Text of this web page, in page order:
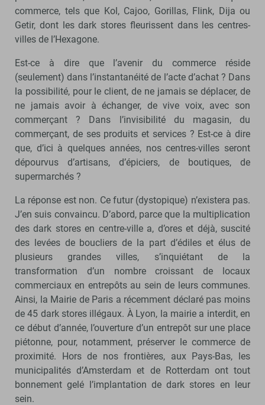
commerce, tels que Kol, Cajoo, Gorillas, Flink, Dija ou
Getir, dont les dark stores fleurissent dans les centres-
villes de l’Hexagone.
Est-ce à dire que l’avenir du commerce réside
(seulement) dans l’instantanéité de l’acte d’achat ? Dans
la possibilité, pour le client, de ne jamais se déplacer, de
ne jamais avoir à échanger, de vive voix, avec son
commerçant ? Dans l’invisibilité du magasin, du
commerçant, de ses produits et services ? Est-ce à dire
que, d’ici à quelques années, nos centres-villes seront
dépourvus d’artisans, d’épiciers, de boutiques, de
supermarchés ?
La réponse est non. Ce futur (dystopique) n’existera pas.
J’en suis convaincu. D’abord, parce que la multiplication
des dark stores en centre-ville a, d’ores et déjà, suscité
des levées de boucliers de la part d’édiles et élus de
plusieurs grandes villes, s’inquiétant de la
transformation d’un nombre croissant de locaux
commerciaux en entrepôts au sein de leurs communes.
Ainsi, la Mairie de Paris a récemment déclaré pas moins
de 45 dark stores illégaux. À Lyon, la mairie a interdit, en
ce début d’année, l’ouverture d’un entrepôt sur une place
piétonne, pour, notamment, préserver le commerce de
proximité. Hors de nos frontières, aux Pays-Bas, les
municipalités d’Amsterdam et de Rotterdam ont tout
bonnement gelé l’implantation de dark stores en leur
sein.